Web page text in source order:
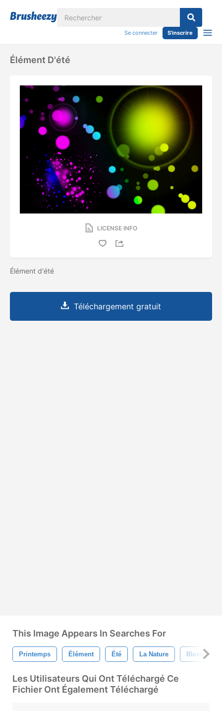
Se connecter S'inscrire
Élément D'été
LICENSE INFO
Élément d'été
Téléchargement gratuit
This Image Appears In Searches For
Printemps Élément Été La Nature Illustration
Les Utilisateurs Qui Ont Téléchargé Ce
Fichier Ont Également Téléchargé